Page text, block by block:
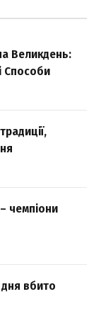
Великдень:
Способи
чемпіони
дня вбито